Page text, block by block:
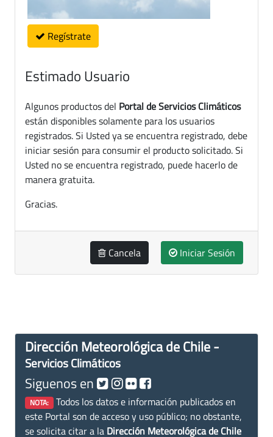
Regístrate
Estimado Usuario
Algunos productos del Portal de Servicios Climáticos
están disponibles solamente para los usuarios
registrados. Si Usted ya se encuentra registrado, debe
iniciar sesión para consumir el producto solicitado. Si
Usted no se encuentra registrado, puede hacerlo de
manera gratuita.
Gracias.
Cancela Iniciar Sesión
Dirección Meteorológica de Chile -
Servicios Climáticos
Siguenos en
NOTA: Todos los datos e información publicados en
este Portal son de acceso y uso público; no obstante,
se solicita citar a la Dirección Meteorológica de Chile